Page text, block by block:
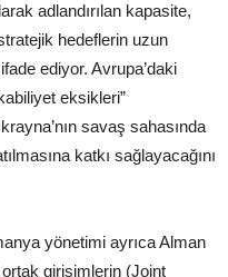
adlandırılan kapasite,
hedeflerin uzun
ediyor. Avrupa’daki
eksikleri”
savaş sahasında
katkı sağlayacağını
yönetimi ayrıca Alman
girişimlerin (Joint